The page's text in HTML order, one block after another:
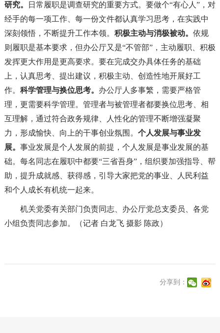
研究。
日常履职是调查研究的重要方式。要做个“有心人”，对
经手的每一项工作、每一份文件都认真学习思考，在实践中
深刻领悟，不断提升工作本领。 积极主动与消极被动。 依规
则履职是基本要求，但办公厅又是“不管部”，主动履职、积极
发挥更大作用是更高要求。要在完成交办具体任务的基础
上，认真思考、提出建议，积极主动、创造性地开展好工
作。 科学管理与换位思考。 办公厅人多事繁，需要严格管
理，更需要科学管理。管理者与被管理者都要换位思考、相
互理解，通过符合政务规律、人性化的管理不断增强凝聚
力，形成愉快、向上的干事创业氛围。 个人发展与事业发
展。 事业发展是个人发展的前提，个人发展是事业发展的基
础。每名同志在履职中都要“三省吾身”，组织要加强指导、帮
助，提升成就感、获得感，引导大家把党的事业、人民利益
和个人成长有机统一起来。
机关党委有关部门负责同志、办公厅党总支委员、各党
小组负责同志参加。
（记者 白龙飞 摄影 陈政）
分享到：